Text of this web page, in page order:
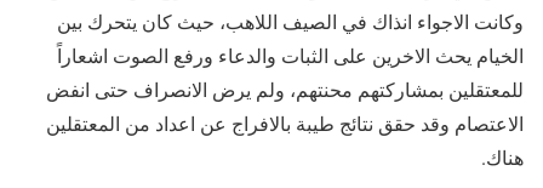
وكانت الاجواء انذاك في الصيف اللاهب، حيث كان يتحرك بين
الخيام يحث الاخرين على الثبات والدعاء ورفع الصوت اشعاراً
للمعتقلين بمشاركتهم محنتهم، ولم يرض الانصراف حتى انفض
الاعتصام وقد حقق نتائج طيبة بالافراج عن اعداد من المعتقلين
هناك.